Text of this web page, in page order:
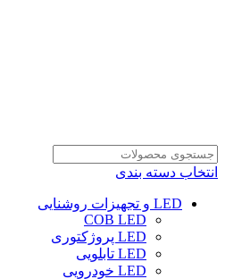
انتخاب دسته بندی
LED و تجهیزات روشنایی
COB LED
LED پروژکتوری
LED تابلویی
LED خودرویی